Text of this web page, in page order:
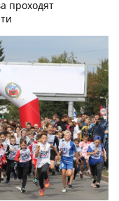
проходят